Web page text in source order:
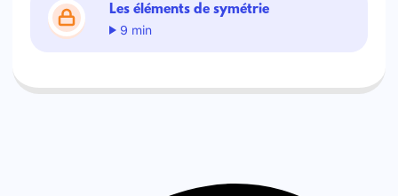
Les éléments de symétrie
9 min